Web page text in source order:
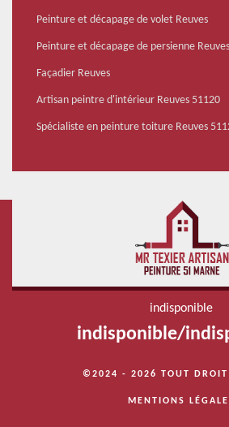
Peinture et décapage de volet Reuves
Peinture et décapage de persienne Reuves
Façadier Reuves
Artisan peintre d'intérieur Reuves 51120
Spécialiste en peinture toiture Reuves
indisponible
indisponible/
©2024 - 2026 TOUT DROIT
MENTIONS